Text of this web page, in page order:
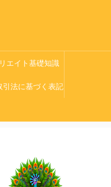
エイト基礎知識
引法に基づく表記